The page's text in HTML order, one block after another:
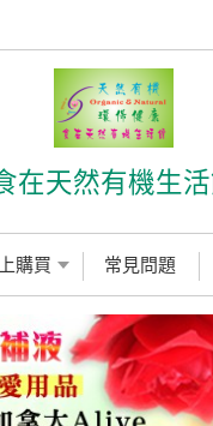
在天然有機生
購買 常見問題